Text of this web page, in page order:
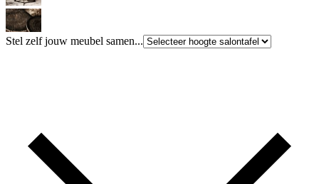
Stel zelf jouw meubel samen...